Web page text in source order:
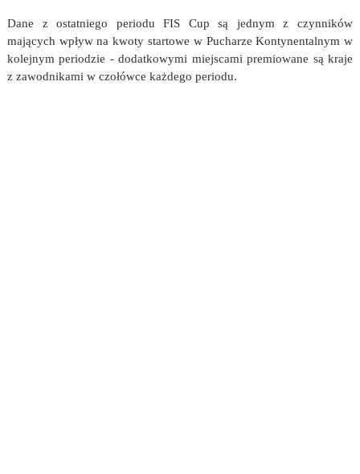
Dane z ostatniego periodu FIS Cup są jednym z czynników
mających wpływ na kwoty startowe w Pucharze Kontynentalnym w
kolejnym periodzie - dodatkowymi miejscami premiowane są kraje
z zawodnikami w czołówce każdego periodu.